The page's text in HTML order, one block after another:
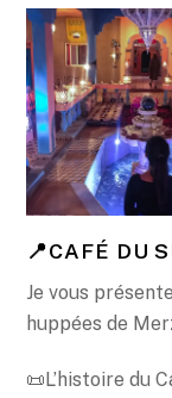
📍CAFÉ DU
Je vous
huppées de
📜L’histoire du